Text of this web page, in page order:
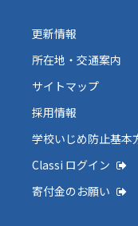
更新情報
所在地・交通案内
サイトマップ
採用情報
学校いじめ防止基本
Classi ログイン
寄付金のお願い